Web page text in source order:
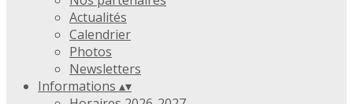
Actualités
Calendrier
Photos
Newsletters
Informations ▴▾